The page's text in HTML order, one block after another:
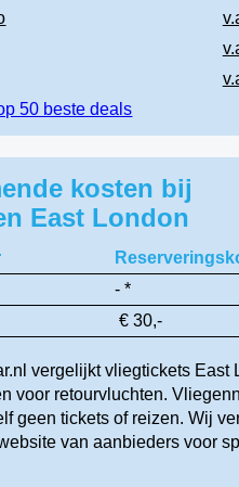
50 beste deals
kosten bij
East London
- *
€ 30,-
vergelijkt vliegtickets East
voor retourvluchten.
geen tickets of reizen. Wij
van aanbieders voor